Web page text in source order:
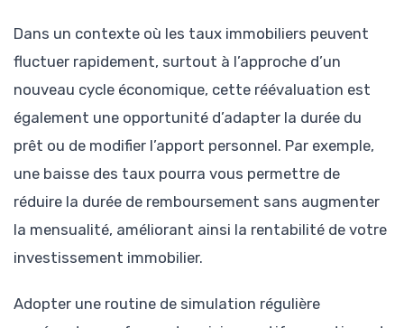
Dans un contexte où les taux immobiliers peuvent
fluctuer rapidement, surtout à l’approche d’un
nouveau cycle économique, cette réévaluation est
également une opportunité d’adapter la durée du
prêt ou de modifier l’apport personnel. Par exemple,
une baisse des taux pourra vous permettre de
réduire la durée de remboursement sans augmenter
la mensualité, améliorant ainsi la rentabilité de votre
investissement immobilier.
Adopter une routine de simulation régulière